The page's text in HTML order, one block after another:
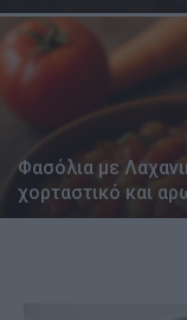
Φασόλια με
χορταστικό και